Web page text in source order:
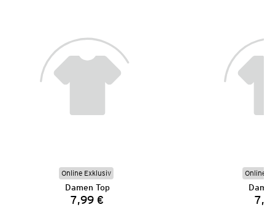
Online Exklusiv
Damen Top
Preis:
7,99 €
Online